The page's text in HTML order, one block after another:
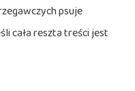
psuje
cała reszta treści jest